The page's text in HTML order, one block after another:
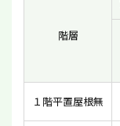
階層
１階平置屋根無